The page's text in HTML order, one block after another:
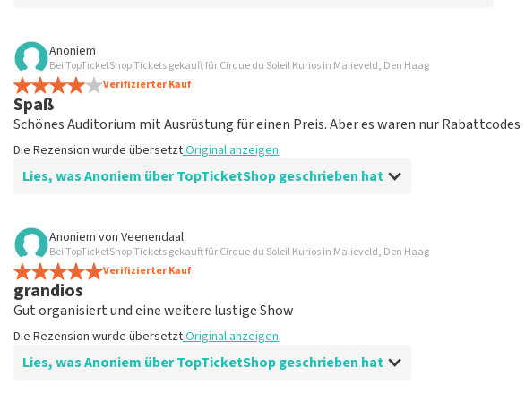
Bewertung von Magdalena Boyanova über
Super
Die Rezension wurde übersetzt
Anoniem
Bei TopTicketShop Tickets gekauft für Cirque du Soleil Kurios in Malieveld, Den Haag
Verifizierter Kauf
Spaß
Schönes Auditorium mit Ausrüstung für einen Preis. Aber es waren nur Rabattcodes
Die Rezension wurde übersetztOriginal anzeigen
Lies, was Anoniem über TopTicketShop geschrieben hat
Bewertung von Anoniem über
Sehr teuer
Die Rezension wurde übersetzt
Beste klant, Bedankt voor het schrijven van een review op onze website. Uw
ons zo onze dienstverlening te verbeteren en ook helpt u andere consumenten
Antwort von TopTicketShop
Anoniem von Veenendaal
Bei TopTicketShop Tickets gekauft für Cirque du Soleil Kurios in Malieveld, Den Haag
Verifizierter Kauf
grandios
Gut organisiert und eine weitere lustige Show
Die Rezension wurde übersetztOriginal anzeigen
Lies, was Anoniem über TopTicketShop geschrieben hat